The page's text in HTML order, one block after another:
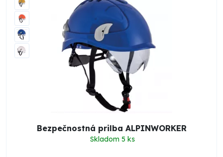
Bezpečnostná prilba ALPINWORKER
Skladom 5 ks